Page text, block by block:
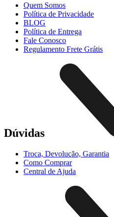
Quem Somos
Política de Privacidade
BLOG
Política de Entrega
Fale Conosco
Regulamento Frete Grátis
Dúvidas
Troca, Devolução, Garantia
Como Comprar
Central de Ajuda